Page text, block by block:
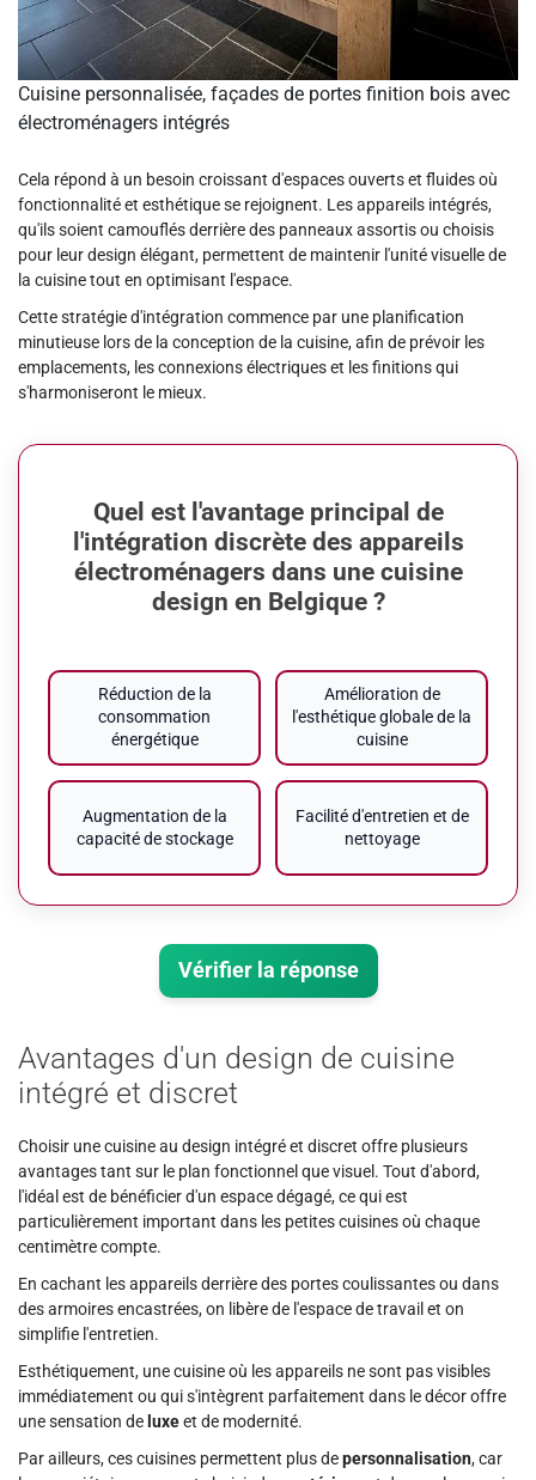
Cuisine personnalisée, façades de portes finition bois avec
électroménagers intégrés
Cela répond à un besoin croissant d'espaces ouverts et fluides où
fonctionnalité et esthétique se rejoignent. Les appareils intégrés,
qu'ils soient camouflés derrière des panneaux assortis ou choisis
pour leur design élégant, permettent de maintenir l'unité visuelle de
la cuisine tout en optimisant l'espace.
Cette stratégie d'intégration commence par une planification
minutieuse lors de la conception de la cuisine, afin de prévoir les
emplacements, les connexions électriques et les finitions qui
s'harmoniseront le mieux.
Quel est l'avantage principal de
l'intégration discrète des appareils
électroménagers dans une cuisine
design en Belgique ?
Réduction de la
consommation
énergétique
Amélioration de
l'esthétique globale de la
cuisine
Augmentation de la
capacité de stockage
Facilité d'entretien et de
nettoyage
Vérifier la réponse
Avantages d'un design de cuisine
intégré et discret
Choisir une cuisine au design intégré et discret offre plusieurs
avantages tant sur le plan fonctionnel que visuel. Tout d'abord,
l'idéal est de bénéficier d'un espace dégagé, ce qui est
particulièrement important dans les petites cuisines où chaque
centimètre compte.
En cachant les appareils derrière des portes coulissantes ou dans
des armoires encastrées, on libère de l'espace de travail et on
simplifie l'entretien.
Esthétiquement, une cuisine où les appareils ne sont pas visibles
immédiatement ou qui s'intègrent parfaitement dans le décor offre
une sensation de luxeet de modernité.
Par ailleurs, ces cuisines permettent plus depersonnalisation, car